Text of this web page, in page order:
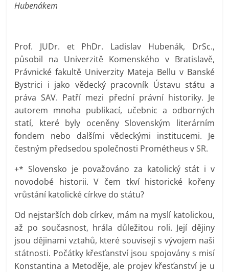
prospívá?
Hubenákem
Prof. JUDr. et PhDr. Ladislav Hubenák, DrSc.,
působil na Univerzitě Komenského v Bratislavě,
Právnické fakultě Univerzity Mateja Bellu v Banské
Bystrici i jako vědecký pracovník Ústavu státu a
práva SAV. Patří mezi přední právní historiky. Je
autorem mnoha publikací, učebnic a odborných
statí, které byly oceněny Slovenským literárním
fondem nebo dalšími vědeckými institucemi. Je
čestným předsedou společnosti Prométheus v SR.
+* Slovensko je považováno za katolický stát i v
novodobé historii. V čem tkví historické kořeny
vrůstání katolické církve do státu?
Od nejstarších dob církev, mám na myslí katolickou,
až po současnost, hrála důležitou roli. Její dějiny
jsou dějinami vztahů, které souvisejí s vývojem naši
státnosti. Počátky křesťanství jsou spojovány s misí
Konstantina a Metoděje, ale projev křesťanství je u